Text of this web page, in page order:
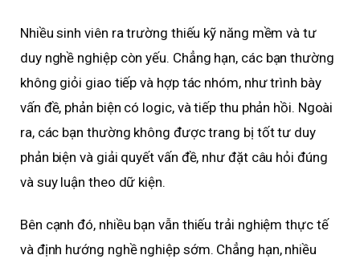
Nhiều sinh viên ra trường thiếu kỹ năng mềm và tư
duy nghề nghiệp còn yếu. Chẳng hạn, các bạn thường
không giỏi giao tiếp và hợp tác nhóm, như trình bày
vấn đề, phản biện có logic, và tiếp thu phản hồi. Ngoài
ra, các bạn thường không được trang bị tốt tư duy
phản biện và giải quyết vấn đề, như đặt câu hỏi đúng
và suy luận theo dữ kiện.
Bên cạnh đó, nhiều bạn vẫn thiếu trải nghiệm thực tế
và định hướng nghề nghiệp sớm. Chẳng hạn, nhiều